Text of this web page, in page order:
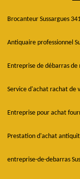
Brocanteur Sussargues
Antiquaire professionnel
Entreprise de débarras
Service d'achat rachat de
Entreprise pour achat
Prestation d'achat
entreprise-de-debarras